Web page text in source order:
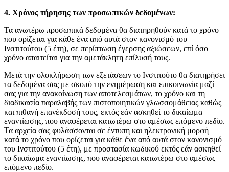
4. Χρόνος τήρησης των προσωπικών δεδομένων:
Τα ανωτέρω προσωπικά δεδομένα θα διατηρηθούν κατά το χρόνο
που ορίζεται για κάθε ένα από αυτά στον κανονισμό του
Ινστιτούτου (5 έτη), σε περίπτωση έγερσης αξιώσεων, επί όσο
χρόνο απαιτείται για την αμετάκλητη επίλυσή τους.
Μετά την ολοκλήρωση των εξετάσεων το Ινστιτούτο θα διατηρήσει
τα δεδομένα σας με σκοπό την ενημέρωση και επικοινωνία μαζί
σας για την ανακοίνωση των αποτελεσμάτων, το χρόνο και τη
διαδικασία παραλαβής των πιστοποιητικών γλωσσομάθειας καθώς
και πιθανή επανέκδοσή τους, εκτός εάν ασκηθεί το δικαίωμα
εναντίωσης, που αναφέρεται κατωτέρω στο αμέσως επόμενο πεδίο.
Τα αρχεία σας φυλάσσονται σε έντυπη και ηλεκτρονική μορφή
κατά το χρόνο που ορίζεται για κάθε ένα από αυτά στον κανονισμό
του Ινστιτούτου (5 έτη), με προστασία κωδικού εκτός εάν ασκηθεί
το δικαίωμα εναντίωσης, που αναφέρεται κατωτέρω στο αμέσως
επόμενο πεδίο.